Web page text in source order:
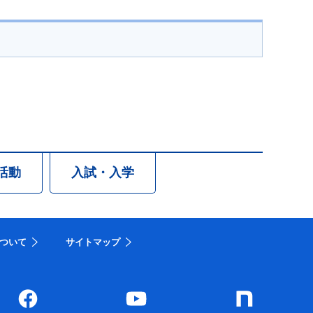
動 入試・入学
いて
サイトマップ